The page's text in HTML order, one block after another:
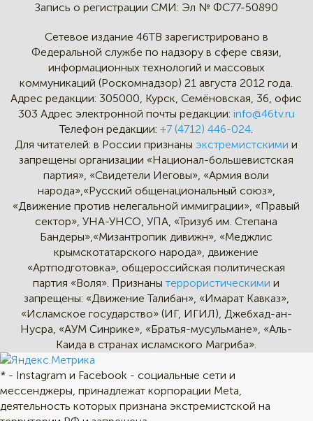
Запись о регистрации СМИ: Эл № ФС77-50890
Сетевое издание 46ТВ зарегистрировано в
Федеральной службе по надзору в сфере связи,
информационных технологий и массовых
коммуникаций (Роскомнадзор) 21 августа 2012 года.
Адрес редакции: 305000, Курск, Семёновская, 36, офис
303 Адрес электронной почты редакции: info@46tv.ru
Телефон редакции: +7 (4712) 446-024.
Для читателей: в России признаныэкстремистскими и
запрещены организации «Национал-большевистская
партия», «Свидетели Иеговы», «Армия воли
народа»,«Русский общенациональный союз»,
«Движение против нелегальной иммиграции», «Правый
сектор», УНА-УНСО, УПА, «Тризуб им. Степана
Бандеры»,«Мизантропик дивижн», «Меджлис
крымскотатарского народа», движение
«Артподготовка», общероссийская политическая
партия «Воля». Признанытеррористическими и
запрещены: «Движение Талибан», «Имарат Кавказ»,
«Исламское государство» (ИГ, ИГИЛ), Джебхад-ан-
Нусра, «АУМ Синрике», «Братья-мусульмане», «Аль-
Каида в странах исламского Магриба».
* - Instagram и Facebook - социальные сети и
мессенджеры, принадлежат корпорации Meta,
деятельность которых признана экстремистской на